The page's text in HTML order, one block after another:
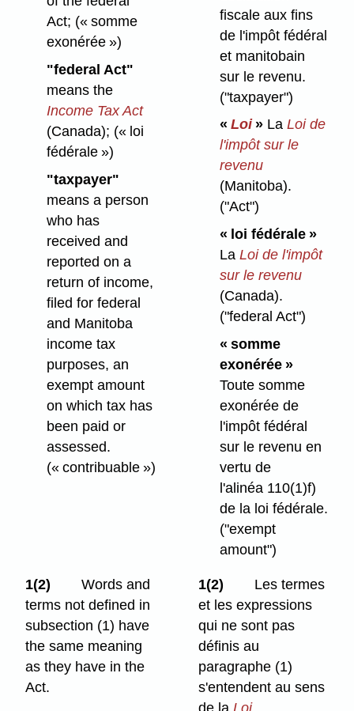
Act; (« somme
exonérée »)
"federal Act"
means the
Income Tax Act
(Canada); (« loi
fédérale »)
"taxpayer"
means a person
who has
received and
reported on a
return of income,
filed for federal
and Manitoba
income tax
purposes, an
exempt amount
on which tax has
been paid or
assessed.
(« contribuable »)
fiscale aux fins
de l'impôt fédéral
et manitobain
sur le revenu.
("taxpayer")
« Loi»La Loi de
l'impôt sur le
revenu
(Manitoba).
("Act")
« loi fédérale »
La Loi de l'impôt
sur le revenu
(Canada).
("federal Act")
« somme
exonérée »
Toute somme
exonérée de
l'impôt fédéral
sur le revenu en
vertu de
l'alinéa 110(1)f)
de la loi fédérale.
("exempt
amount")
1(2)
Words and
terms not defined in
subsection (1) have
the same meaning
as they have in the
Act.
1(2)
Les termes
et les expressions
qui ne sont pas
définis au
paragraphe (1)
s'entendent au sens
de la Loi.